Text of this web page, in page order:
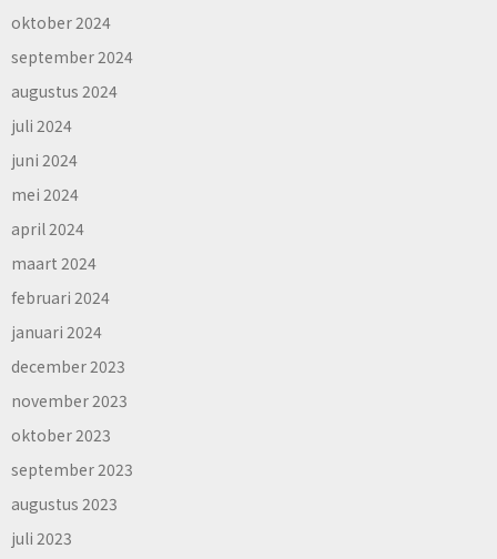
oktober 2024
september 2024
augustus 2024
juli 2024
juni 2024
mei 2024
april 2024
maart 2024
februari 2024
januari 2024
december 2023
november 2023
oktober 2023
september 2023
augustus 2023
juli 2023